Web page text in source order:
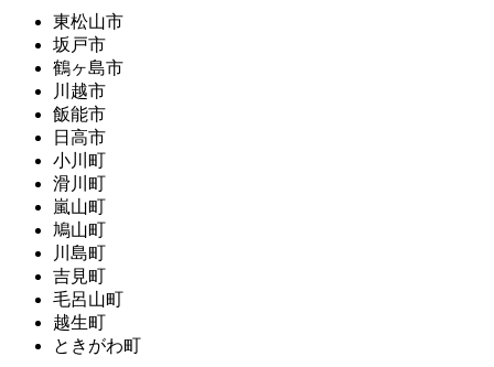
東松山市
坂戸市
鶴ヶ島市
川越市
飯能市
日高市
小川町
滑川町
嵐山町
鳩山町
川島町
吉見町
毛呂山町
越生町
ときがわ町